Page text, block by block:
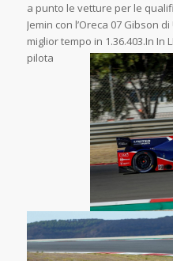
a punto le vetture per le
Jemin con l’Oreca 07 Gibson
miglior tempo in 1.36.403.In In
pilota